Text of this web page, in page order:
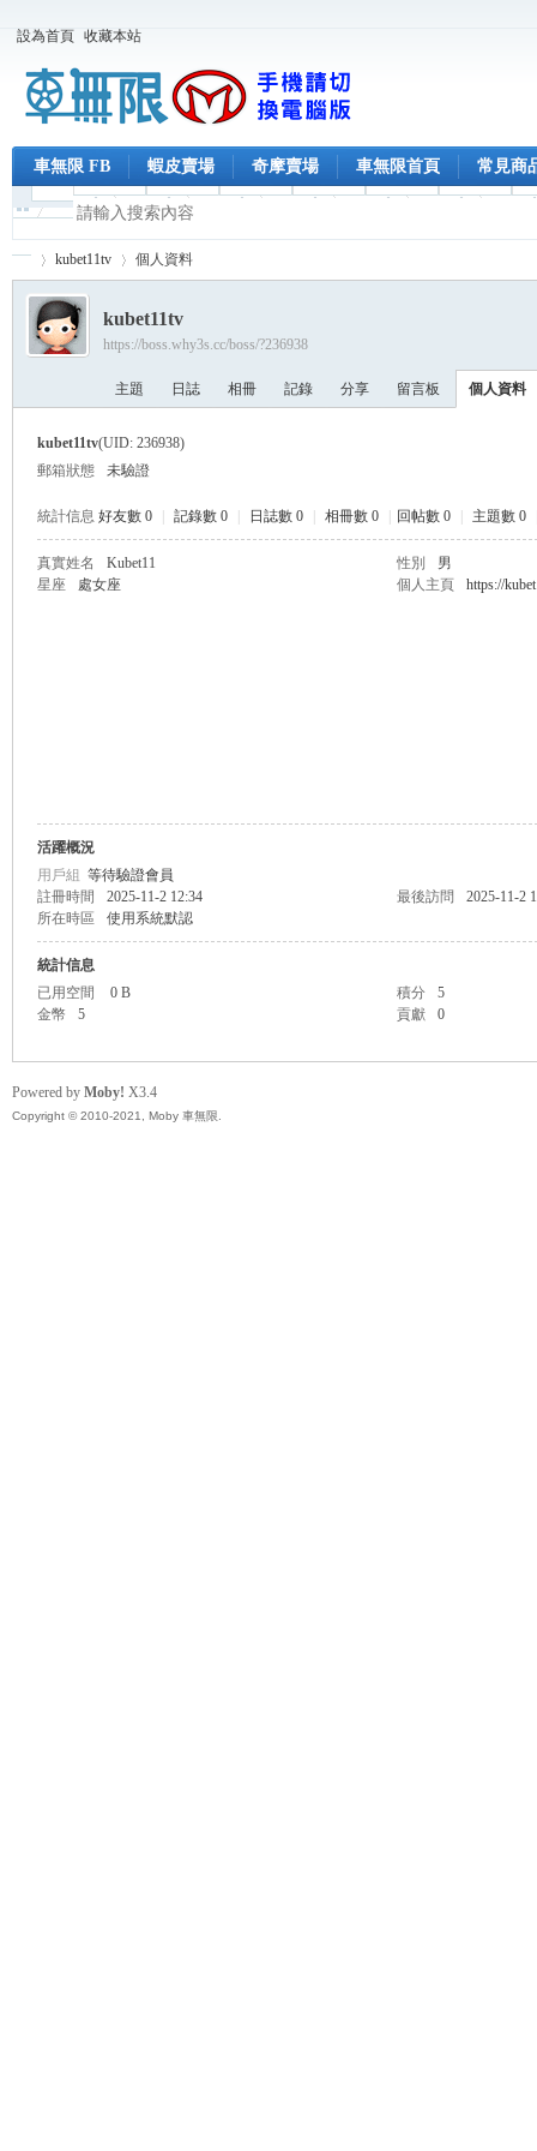
設為首頁 收藏本站
車無限 FB 蝦皮賣場 奇摩賣場 車無限首頁 常見商
精
›
kubet11tv 個人資料
kubet11tv
https://boss.why3s.cc/boss/?236938
主題 日誌 相冊 記錄 分享 留言板 個人資料
kubet11tv(UID: 236938)
郵箱狀態
未驗證
統計信息 好友數 0 記錄數 0 日誌數 0 相冊數 0 回帖數 0 主題數 0
真實姓名 Kubet11 性別
男
星座
處女座 個人主頁 https://
活躍概況
用戶組 等待驗證會員
註冊時間
2025-11-2 12:34 最後訪問
2025-11-2
所在時區
使用系統默認
統計信息
已用空間
0 B 積分
5
金幣
5 貢獻 0
Powered by Moby! X3.4
Copyright © 2010-2021, Moby 車無限.